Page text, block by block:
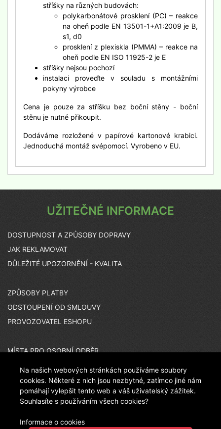
stříšky na různých budovách:
polykarbonátové prosklení (PC) – reakce
na oheň podle EN 13501-1+A1:2009 je B,
s1, d0
prosklení z plexiskla (PMMA) – reakce na
oheň podle EN ISO 11925-2 je E
stříšky nejsou pochozí
instalaci proveďte v souladu s montážními
pokyny výrobce
Cena je pouze za stříšku bez boční stěny - boční
stěnu je nutné přikoupit.
Dodáváme rozložené v papírové kartonové krabici.
Jednoduchá montáž svépomocí. Vyrobeno v EU.
UŽITEČNÉ INFORMACE
DOSTUPNOST A ZPŮSOBY DOPRAVY
JAK REKLAMOVAT
DŮLEŽITÉ UPOZORNĚNÍ - KVALITA
ZPŮSOBY PLATBY
ODSTOUPENÍ OD SMLOUVY
PROVOZOVATEL ESHOPU
MÍSTA PRO OSOBNÍ ODBĚR
ČASTO KLADENÉ OTÁZKY
CO JE PEČEŤ JISTOTY
Na našich webových stránkách používáme soubory
cookies. Některé z nich jsou nezbytné, zatímco jiné nám
pomáhají vylepšit tento web a váš uživatelský zážitek.
Souhlasíte s používáním všech cookies?
Informace o cookies